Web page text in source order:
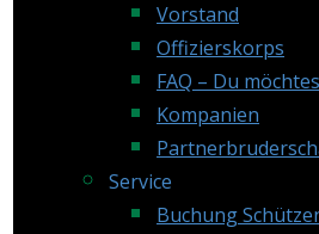
Vorstand
Offizierskorps
FAQ – Du
Kompanien
Service
Buchung